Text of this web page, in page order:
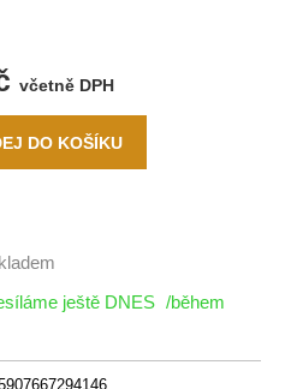
včetně DPH
ještě DNES /během